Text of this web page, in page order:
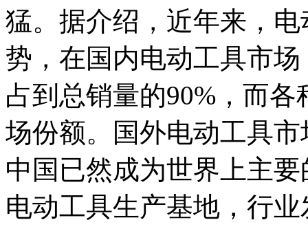
猛。据介绍，近年来，
势，在国内电动工具市
占到总销量的90%，而
场份额。国外电动工具
中国已然成为世界上主
电动工具生产基地，行